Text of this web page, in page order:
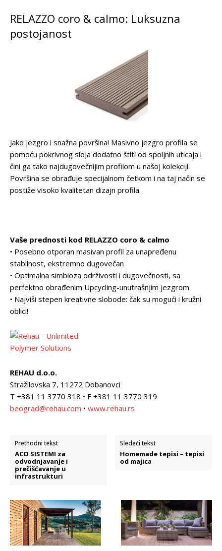
RELAZZO coro & calmo: Luksuzna
postojanost
Jako jezgro i snažna površina! Masivno jezgro profila se
pomoću pokrivnog sloja dodatno štiti od spoljnih uticaja i
čini ga tako najdugovečnijim profilom u našoj kolekciji.
Površina se obrađuje specijalnom četkom i na taj način se
postiže visoko kvalitetan dizajn profila.
Vaše prednosti kod RELAZZO coro & calmo
• Posebno otporan masivan profil za unapređenu
stabilnost, ekstremno dugovečan
• Optimalna simbioza održivosti i dugovečnosti, sa
perfektno obrađenim Upcycling-unutrašnjim jezgrom
• Najviši stepen kreativne slobode: čak su mogući i kružni
oblici!
REHAU d.o.o.
Stražilovska 7, 11272 Dobanovci
T +381 11 3770 318 • F +381 11 3770 319
beograd@rehau.com • www.rehau.rs
Prethodni tekst
ACO SISTEMI za
odvodnjavanje i
prečišćavanje u
infrastrukturi
Sledeći tekst
Homemade tepisi – tepisi
od majica